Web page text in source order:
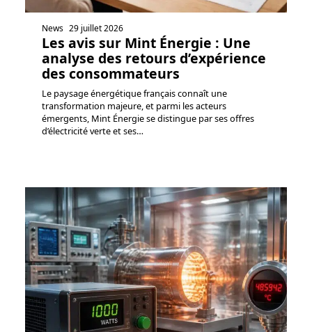
News 29 juillet 2026
Les avis sur Mint Énergie : Une
analyse des retours d’expérience
des consommateurs
Le paysage énergétique français connaît une
transformation majeure, et parmi les acteurs
émergents, Mint Énergie se distingue par ses offres
d’électricité verte et ses…